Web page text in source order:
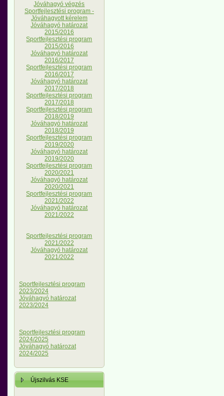
Jóváhagyó végzés
Sportfejlesztési program -
Jóváhagyott kérelem
Jóváhagyó határozat
2015/2016
Sportfejlesztési program
2015/2016
Jóváhagyó határozat
2016/2017
Sportfejlesztési program
2016/2017
Jóváhagyó határozat
2017/2018
Sportfejlesztési program
2017/2018
Sportfejlesztési program
2018/2019
Jóváhagyó határozat
2018/2019
Sportfejlesztési program
2019/2020
Jóváhagyó határozat
2019/2020
Sportfejlesztési program
2020/2021
Jóváhagyó határozat
2020/2021
Sportfejlesztési program
2021/2022
Jóváhagyó határozat
2021/2022
Sportfejlesztési program
2021/2022
Jóváhagyó határozat
2021/2022
Sportfejlesztési program
2023/2024
Jóváhagyó határozat
2023/2024
Sportfejlesztési program
2024/2025
Jóváhagyó határozat
2024/2025
Újszilvás KSE